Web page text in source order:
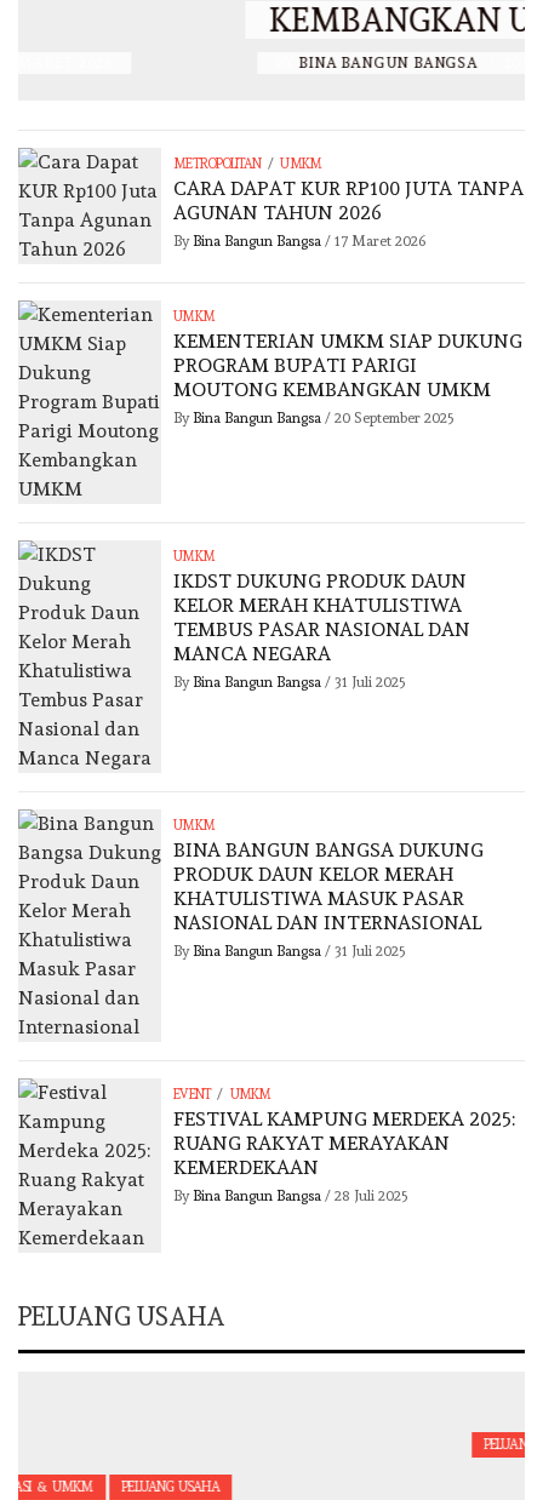
KEMBANGKAN UMKM
20 SEPTEMBER 2025
METROPOLITAN / UMKM
CARA DAPAT KUR RP100 JUTA TANPA
AGUNAN TAHUN 2026
By Bina Bangun Bangsa/ 17 Maret 2026
UMKM
KEMENTERIAN UMKM SIAP DUKUNG
PROGRAM BUPATI PARIGI
MOUTONG KEMBANGKAN UMKM
By Bina Bangun Bangsa/ 20 September 2025
UMKM
IKDST DUKUNG PRODUK DAUN
KELOR MERAH KHATULISTIWA
TEMBUS PASAR NASIONAL DAN
MANCA NEGARA
By Bina Bangun Bangsa/ 31 Juli 2025
UMKM
BINA BANGUN BANGSA DUKUNG
PRODUK DAUN KELOR MERAH
KHATULISTIWA MASUK PASAR
NASIONAL DAN INTERNASIONAL
By Bina Bangun Bangsa/ 31 Juli 2025
EVENT / UMKM
FESTIVAL KAMPUNG MERDEKA 2025:
RUANG RAKYAT MERAYAKAN
KEMERDEKAAN
By Bina Bangun Bangsa/ 28 Juli 2025
PELUANG USAHA